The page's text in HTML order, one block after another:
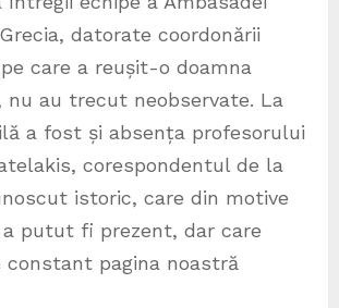
datorate coordonării
care a reușit-o doamna
nu au trecut neobservate. La
a fost și absența profesorului
corespondentul de la
istoric, care din motive
putut fi prezent, dar care
constant pagina noastră